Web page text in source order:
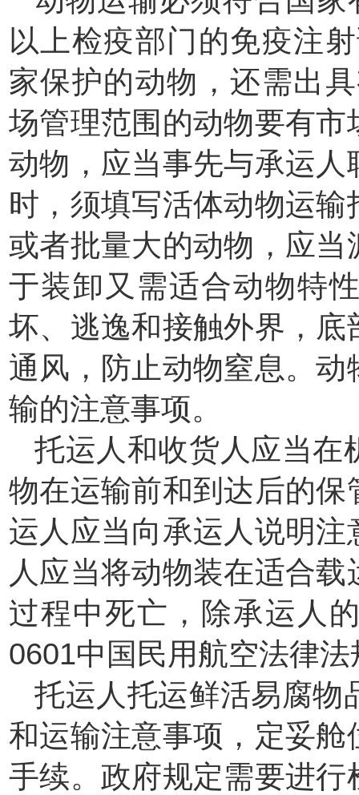
以上检疫部门的免疫注
家保护的动物，还需出
场管理范围的动物要有
动物，应当事先与承运
时，须填写活体动物运
或者批量大的动物，应
于装卸又需适合动物特
坏、逃逸和接触外界，
通风，防止动物窒息。
输的注意事项。
托运人和收货人应当在
物在运输前和到达后的
运人应当向承运人说明
人应当将动物装在适合
过程中死亡，除承运人
0601中国民用航空法律法
托运人托运鲜活易腐物
和运输注意事项，定妥
手续。政府规定需要进